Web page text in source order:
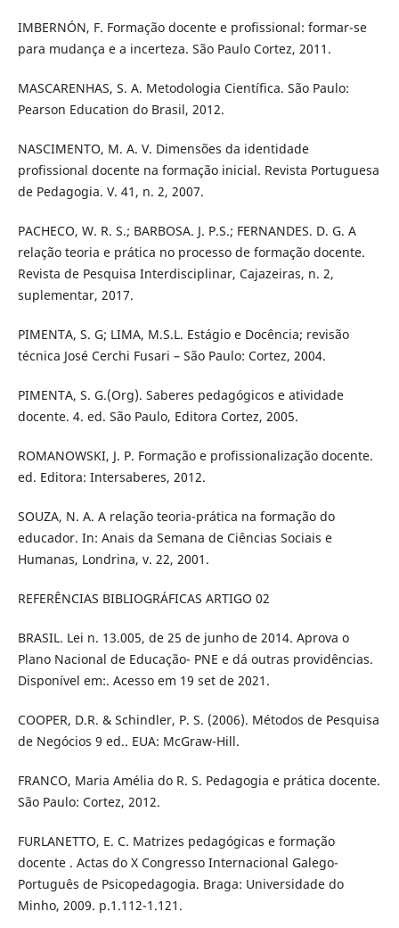
IMBERNÓN, F. Formação docente e profissional: formar-se
para mudança e a incerteza. São Paulo Cortez, 2011.
MASCARENHAS, S. A. Metodologia Científica. São Paulo:
Pearson Education do Brasil, 2012.
NASCIMENTO, M. A. V. Dimensões da identidade
profissional docente na formação inicial. Revista Portuguesa
de Pedagogia. V. 41, n. 2, 2007.
PACHECO, W. R. S.; BARBOSA. J. P.S.; FERNANDES. D. G. A
relação teoria e prática no processo de formação docente.
Revista de Pesquisa Interdisciplinar, Cajazeiras, n. 2,
suplementar, 2017.
PIMENTA, S. G; LIMA, M.S.L. Estágio e Docência; revisão
técnica José Cerchi Fusari – São Paulo: Cortez, 2004.
PIMENTA, S. G.(Org). Saberes pedagógicos e atividade
docente. 4. ed. São Paulo, Editora Cortez, 2005.
ROMANOWSKI, J. P. Formação e profissionalização docente.
ed. Editora: Intersaberes, 2012.
SOUZA, N. A. A relação teoria-prática na formação do
educador. In: Anais da Semana de Ciências Sociais e
Humanas, Londrina, v. 22, 2001.
REFERÊNCIAS BIBLIOGRÁFICAS ARTIGO 02
BRASIL. Lei n. 13.005, de 25 de junho de 2014. Aprova o
Plano Nacional de Educação- PNE e dá outras providências.
Disponível em:. Acesso em 19 set de 2021.
COOPER, D.R. & Schindler, P. S. (2006). Métodos de Pesquisa
de Negócios 9 ed.. EUA: McGraw-Hill.
FRANCO, Maria Amélia do R. S. Pedagogia e prática docente.
São Paulo: Cortez, 2012.
FURLANETTO, E. C. Matrizes pedagógicas e formação
docente . Actas do X Congresso Internacional Galego-
Português de Psicopedagogia. Braga: Universidade do
Minho, 2009. p.1.112-1.121.